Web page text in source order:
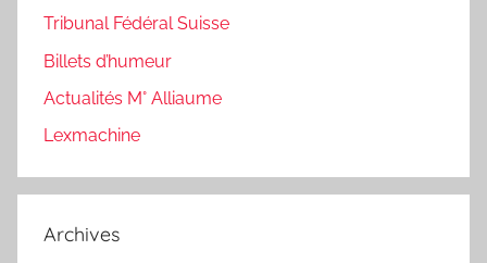
Tribunal Fédéral Suisse
Billets d’humeur
Actualités M° Alliaume
Lexmachine
Archives